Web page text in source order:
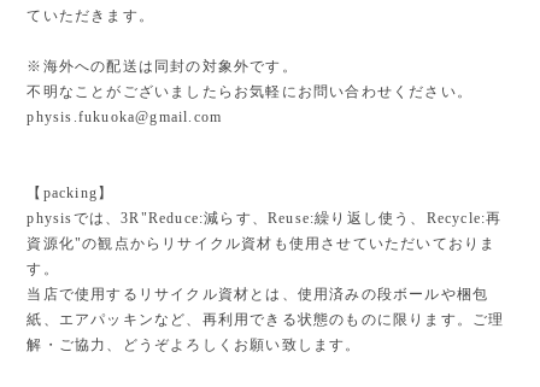
ていただきます。
※海外への配送は同封の対象外です。
不明なことがございましたらお気軽にお問い合わせください。
physis.fukuoka@gmail.com
【packing】
physisでは、3R"Reduce:減らす、Reuse:繰り返し使う、Recycle:再
資源化"の観点からリサイクル資材も使用させていただいておりま
す。
当店で使用するリサイクル資材とは、使用済みの段ボールや梱包
紙、エアパッキンなど、再利用できる状態のものに限ります。ご理
解・ご協力、どうぞよろしくお願い致します。